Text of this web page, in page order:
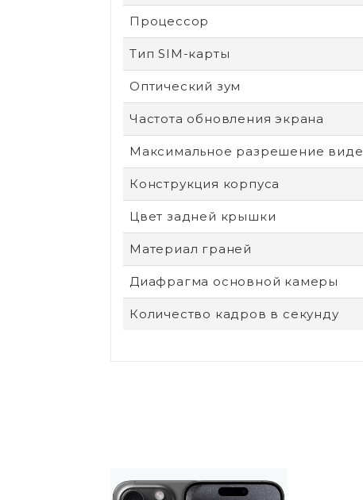
Процессор
Тип SIM-карты
Оптический зум
Частота обновления экрана
Максимальное разрешение
Конструкция корпуса
Цвет задней крышки
Материал граней
Диафрагма основной камеры
Количество кадров в секунду